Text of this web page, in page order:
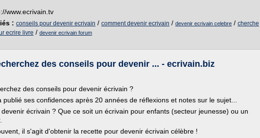
www.ecrivain.tv
: conseils pour devenir ecrivain / comment devenir ecrivain / devenir ecrivain celebre / cherche
ecrire livre / devenir ecrivain forum
des conseils pour devenir ... - ecrivain.biz
des conseils pour devenir écrivain ?
publié ses confidences après 20 années de réflexions et notes sur le sujet...
écrivain ? Que ce soit un écrivain pour enfants (secteur jeunesse) ou un
il s'agit d'obtenir la recette pour devenir écrivain célèbre !